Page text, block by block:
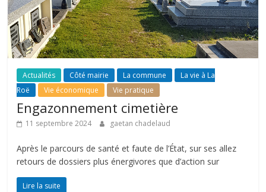
Actualités Côté mairie La commune
La vie à La
Roë
Vie économique Vie pratique
Engazonnement cimetière
11 septembre 2024 gaetan chadelaud
Après le parcours de santé et faute de l’État, sur ses allez
retours de dossiers plus énergivores que d’action sur
Lire la suite